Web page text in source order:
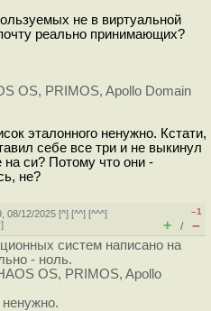
не в виртуальной
реально принимающих?
OS, PRIMOS, Apollo Domain
эталонного ненужно. Кстати,
себе все три и не выкинул
си? Потому что они -
не?
08/12/2025 [^] [^^] [^^^]
]
–1
+ / –
систем написано на
- ноль.
OS, PRIMOS, Apollo
ненужно.